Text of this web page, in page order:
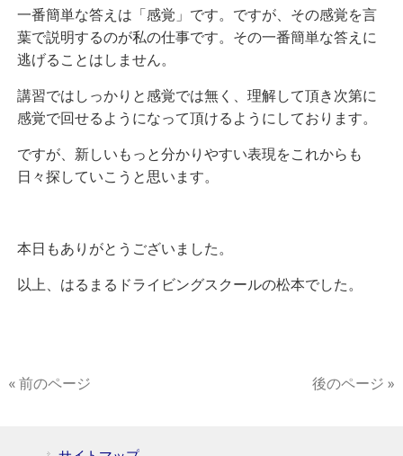
一番簡単な答えは「感覚」です。ですが、その感覚を言
葉で説明するのが私の仕事です。その一番簡単な答えに
逃げることはしません。
講習ではしっかりと感覚では無く、理解して頂き次第に
感覚で回せるようになって頂けるようにしております。
ですが、新しいもっと分かりやすい表現をこれからも
日々探していこうと思います。
本日もありがとうございました。
以上、はるまるドライビングスクールの松本でした。
« 前のページ 後のページ »